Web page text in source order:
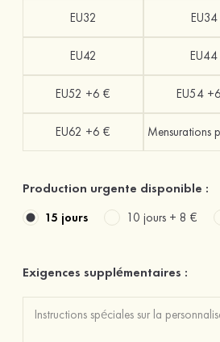
EU32 EU34
EU42 EU44
EU52 +6 € EU54
EU62 +6 € Mensurations
Production urgente disponible :
15 jours 10 jours + 8 €
Exigences supplémentaires :